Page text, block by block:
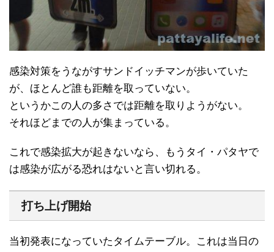
感染対策をうながすサンドイッチマンが歩いていた
が、ほとんど誰も距離を取っていない。
というかこの人の多さでは距離を取りようがない。
それほどまでの人が集まっている。
これで感染拡大が起きないなら、もうタイ・パタヤで
は感染が広がる恐れはないと言い切れる。
打ち上げ開始
当初発表になっていたタイムテーブル。これは当日の